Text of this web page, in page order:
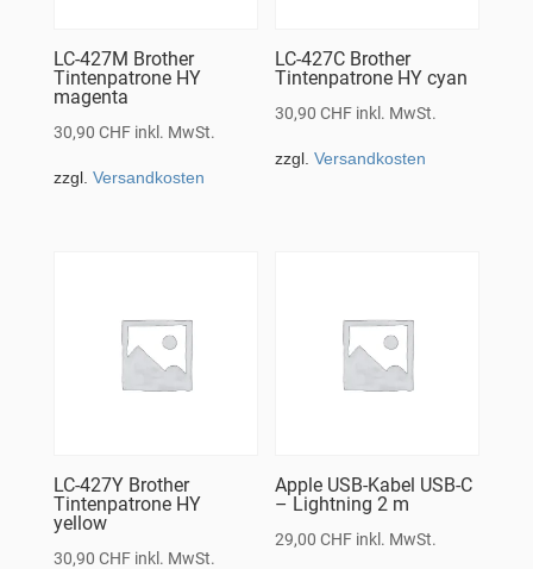
LC-427M Brother
Tintenpatrone HY
magenta
30,90 CHF inkl. MwSt.
zzgl. Versandkosten
LC-427C Brother
Tintenpatrone HY cyan
30,90CHF inkl. MwSt.
zzgl.Versandkosten
LC-427Y Brother
Tintenpatrone HY
yellow
30,90 CHF inkl. MwSt.
Apple USB-Kabel USB-C
– Lightning 2 m
29,00CHF inkl. MwSt.